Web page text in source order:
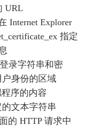
URL
Internet Explorer
指定
录字符串和密
身份的区域
程序的内容
文本字符串
的 HTTP 请求中